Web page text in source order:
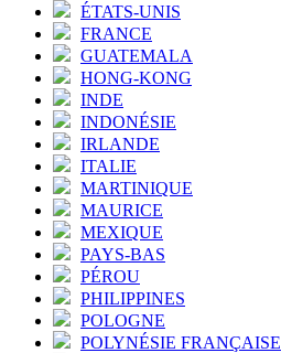
ÉTATS-UNIS
FRANCE
GUATEMALA
HONG-KONG
INDE
INDONÉSIE
IRLANDE
ITALIE
MARTINIQUE
MAURICE
MEXIQUE
PAYS-BAS
PÉROU
PHILIPPINES
POLOGNE
POLYNÉSIE FRANÇAISE